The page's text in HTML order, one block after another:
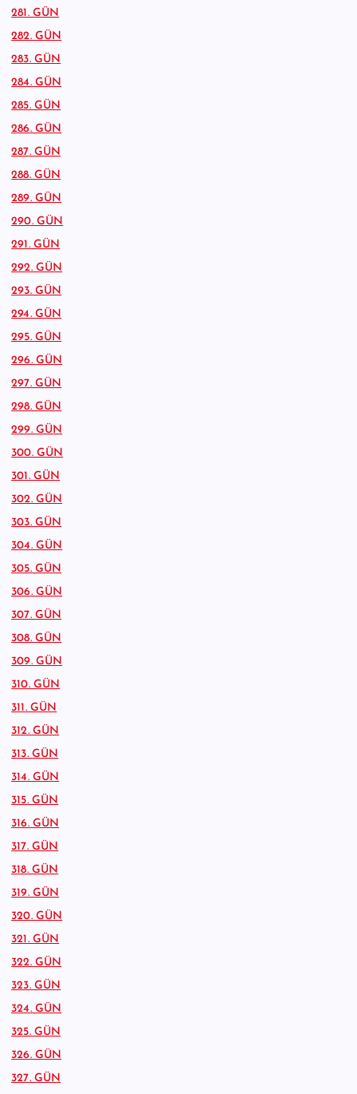
281. GÜN
282. GÜN
283. GÜN
284. GÜN
285. GÜN
286. GÜN
287. GÜN
288. GÜN
289. GÜN
290. GÜN
291. GÜN
292. GÜN
293. GÜN
294. GÜN
295. GÜN
296. GÜN
297. GÜN
298. GÜN
299. GÜN
300. GÜN
301. GÜN
302. GÜN
303. GÜN
304. GÜN
305. GÜN
306. GÜN
307. GÜN
308. GÜN
309. GÜN
310. GÜN
311. GÜN
312. GÜN
313. GÜN
314. GÜN
315. GÜN
316. GÜN
317. GÜN
318. GÜN
319. GÜN
320. GÜN
321. GÜN
322. GÜN
323. GÜN
324. GÜN
325. GÜN
326. GÜN
327. GÜN